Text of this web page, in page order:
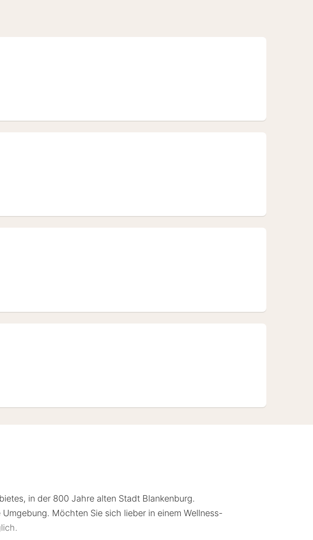
in der 800 Jahre alten Stadt Blankenburg.
Möchten Sie sich lieber in einem Wellness-